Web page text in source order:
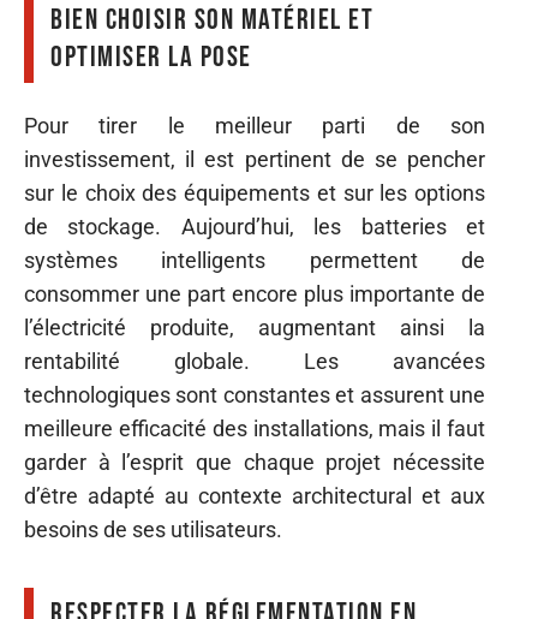
Bien choisir son matériel et
optimiser la pose
Pour tirer le meilleur parti de son
investissement, il est pertinent de se pencher
sur le choix des équipements et sur les options
de stockage. Aujourd’hui, les batteries et
systèmes intelligents permettent de
consommer une part encore plus importante de
l’électricité produite, augmentant ainsi la
rentabilité globale. Les avancées
technologiques sont constantes et assurent une
meilleure efficacité des installations, mais il faut
garder à l’esprit que chaque projet nécessite
d’être adapté au contexte architectural et aux
besoins de ses utilisateurs.